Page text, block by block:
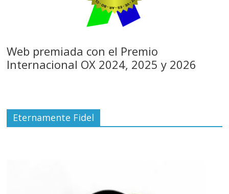
Web premiada con el Premio
Internacional OX 2024, 2025 y 2026
Eternamente Fidel